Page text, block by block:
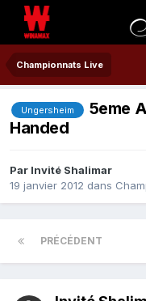
Championnats Live
Ungersheim
5eme
Handed
Par Invité Shalimar
19 janvier 2012 dans
PRÉCÉDENT